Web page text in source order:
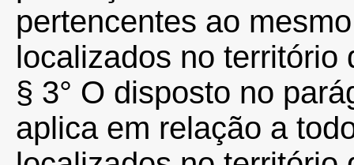
pertencentes ao
localizados no território
§ 3° O disposto no
aplica em relação a